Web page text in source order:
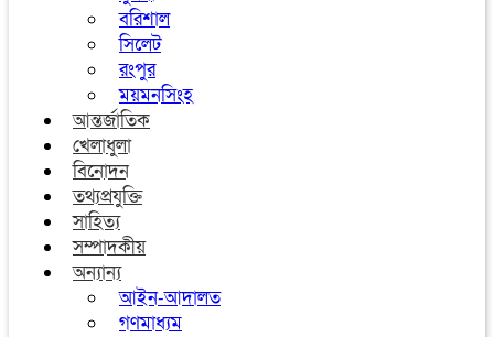
বরিশাল
সিলেট
রংপুর
ময়মনসিংহ
আন্তর্জাতিক
খেলাধুলা
বিনোদন
তথ্যপ্রযুক্তি
সাহিত্য
সম্পাদকীয়
অন্যান্য
আইন-আদালত
গণমাধ্যম